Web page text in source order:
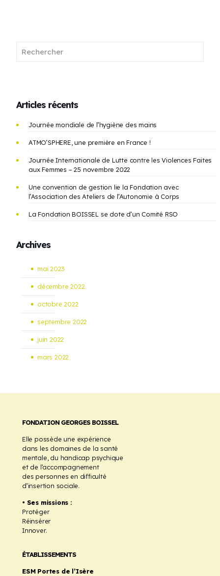
Articles récents
Journée mondiale de l’hygiène des mains
ATMO’SPHERE, une première en France !
Journée Internationale de Lutte contre les Violences Faites
aux Femmes – 25 novembre 2022
Une convention de gestion lie la Fondation avec
l’Association des Ateliers de l’Autonomie à Corps
La Fondation BOISSEL se dote d’un Comité RSO
Archives
mai 2023
décembre 2022
octobre 2022
septembre 2022
juin 2022
mars 2022
FONDATION GEORGES BOISSEL
Elle possède une expérience
dans les domaines de la santé
mentale, du handicap psychique
et de l’accompagnement
des personnes en difficulté
d’insertion sociale.
• Ses missions :
Protéger
Réinsérer
Innover.
ÉTABLISSEMENTS
ESM Portes de l’Isère